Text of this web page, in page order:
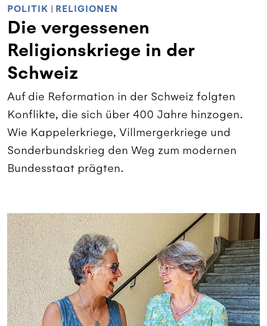
POLITIK | RELIGIONEN
Die vergessenen
Religionskriege in der
Schweiz
Auf die Reformation in der Schweiz folgten
Konflikte, die sich über 400 Jahre hinzogen.
Wie Kappelerkriege, Villmergerkriege und
Sonderbundskrieg den Weg zum modernen
Bundesstaat prägten.